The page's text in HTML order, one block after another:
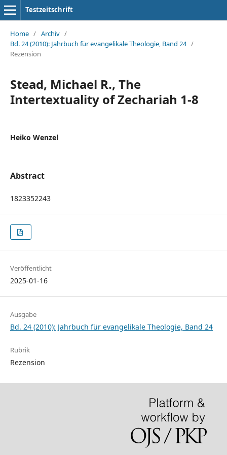
Testzeitschrift
Home / Archiv /
Bd. 24 (2010): Jahrbuch für evangelikale Theologie, Band 24 /
Rezension
Stead, Michael R., The
Intertextuality of Zechariah 1-8
Heiko Wenzel
Abstract
1823352243
Veröffentlicht
2025-01-16
Ausgabe
Bd. 24 (2010): Jahrbuch für evangelikale Theologie, Band 24
Rubrik
Rezension